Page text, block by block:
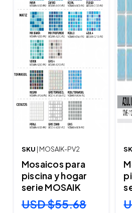
SKU | MOSAIK-PV2
Mosaicos para
piscina y hogar
serie MOSAIK
USD $55.68